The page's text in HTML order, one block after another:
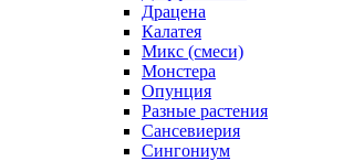
Драцена
Калатея
Микс (смеси)
Монстера
Опунция
Разные растения
Сансевиерия
Сингониум